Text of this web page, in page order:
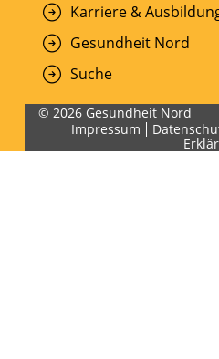
Karriere &
Gesundheit Nord
Suche
© 2026 Gesundheit Nord
Impressum